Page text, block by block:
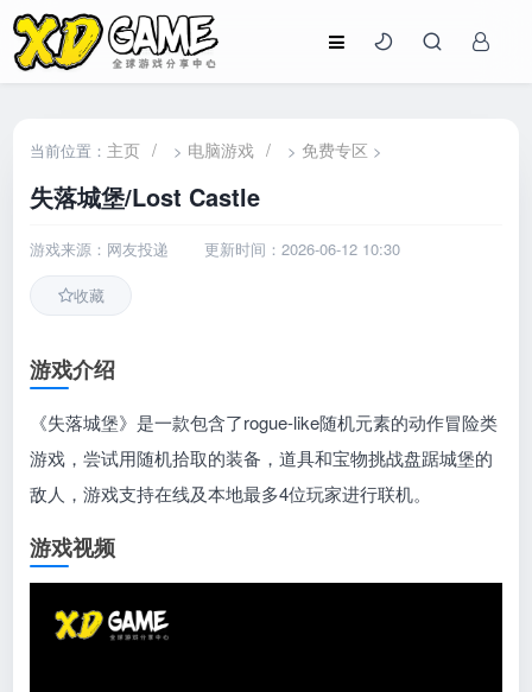
当前位置： 主页 / > 电脑游戏 / > 免费专区 >
失落城堡/Lost Castle
游戏来源：网友投递 更新时间：2026-06-12 10:30
收藏
游戏介绍
《失落城堡》是一款包含了rogue-like随机元素的动作冒险类
游戏，尝试用随机拾取的装备，道具和宝物挑战盘踞城堡的
敌人，游戏支持在线及本地最多4位玩家进行联机。
游戏视频